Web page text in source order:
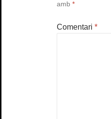
amb *
Comentari *